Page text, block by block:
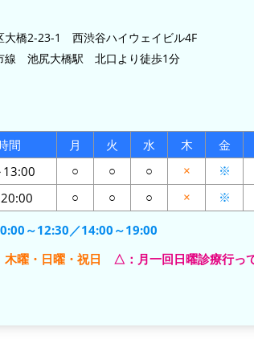
大橋2-23-1 西渋谷ハイウェイビル4F
線 池尻大橋駅 北口より徒歩1分
間 月 火 水 木 金
13:00
○ ○ ○ × ※
○ ○ ○ × ※
～12:30／14:00～19:00
木曜・日曜・祝日 △：月一回日曜診療行っ